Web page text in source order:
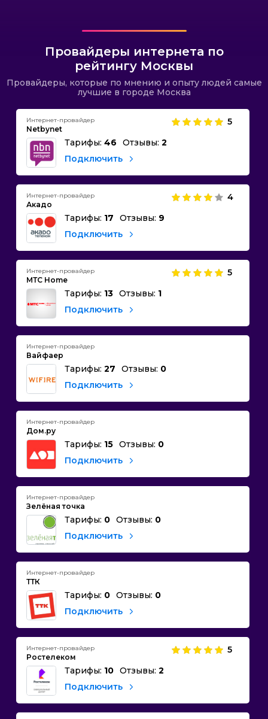
Провайдеры интернета по
рейтингу Москвы
Провайдеры, которые по мнению и опыту людей самые
лучшие в городе Москва
Интернет-провайдер
Netbynet
5
Тарифы: 46 Отзывы: 2
Подключить
Интернет-провайдер
Акадо
4
Тарифы: 17 Отзывы: 9
Подключить
Интернет-провайдер
МТС Home
5
Тарифы: 13 Отзывы: 1
Подключить
Интернет-провайдер
Вайфаер
Тарифы: 27 Отзывы: 0
Подключить
Интернет-провайдер
Дом.ру
Тарифы: 15 Отзывы: 0
Подключить
Интернет-провайдер
Зелёная точка
Тарифы: 0 Отзывы: 0
Подключить
Интернет-провайдер
ТТК
Тарифы: 0 Отзывы: 0
Подключить
Интернет-провайдер
Ростелеком
5
Тарифы: 10 Отзывы: 2
Подключить